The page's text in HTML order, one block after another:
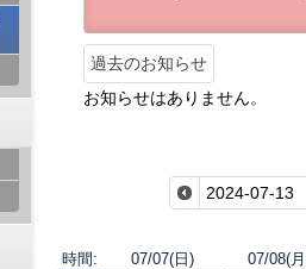
過去のお知らせ
お知らせはありません。
時間: 07/07(日) 07/08(